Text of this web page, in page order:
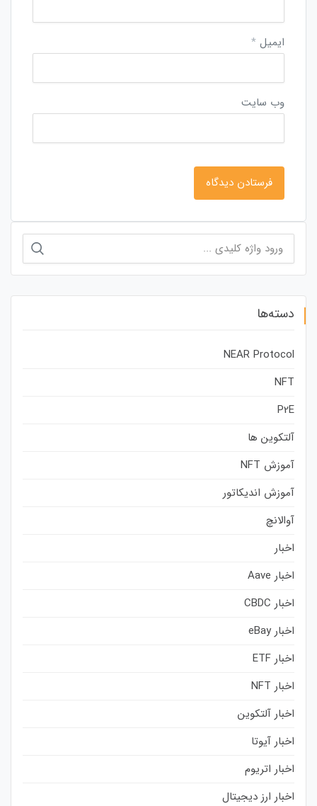
ایمیل *
وب‌ سایت
برای:
دسته‌ها
NEAR Protocol
NFT
P2E
آلتکوین ها
آموزش NFT
آموزش اندیکاتور
آوالانچ
اخبار
اخبار Aave
اخبار CBDC
اخبار eBay
اخبار ETF
اخبار NFT
اخبار آلتکوین
اخبار آیوتا
اخبار اتریوم
اخبار ارز دیجیتال